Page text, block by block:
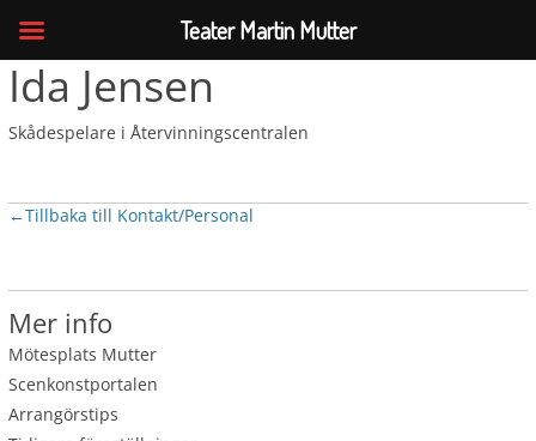
Ida Jensen
Skådespelare i Återvinningscentralen
←Tillbaka till Kontakt/Personal
Mer info
Mötesplats Mutter
Scenkonstportalen
Arrangörstips
Teater Martin Mutter